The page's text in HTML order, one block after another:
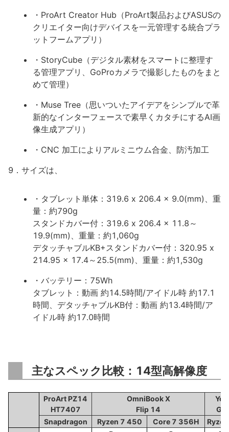
・ProArt Creator Hub（ProArt製品およびASUSの
クリエイター向けデバイスを一元管理する統合プラ
ットフームアプリ）
・StoryCube（デジタル素材をスマートに整理す
る管理アプリ、GoProカメラで撮影したものをまと
めて管理）
・Muse Tree（思いついたアイデアをシンプルで革
新的なインターフェースで素早くカタチにするAI画
像生成アプリ）
・CNC 加工によりアルミニウム合金、防汚加工
9．サイズは、
・タブレット単体：319.6 x 206.4 x 9.0(mm)、重
量：約790g
スタンドカバー付：319.6 x 206.4 x 11.8～
19.9(mm)、重量：約1,060g
デタッチャブルKB+スタンドカバー付：320.95 x
214.95 x 17.4～25.5(mm)、重量：約1,530g
・バッテリー：75Wh
タブレット：動画 約14.5時間/アイドル時 約17.1
時間、デタッチャブルKB付：動画 約13.4時間/ア
イドル時 約17.0時間
主なスペック比較：14型高解像度
ProArt PZ14
HT7407
OmniBook X
Flip 14
Snapdragon
Ryzen 7 450 Core 7 356H